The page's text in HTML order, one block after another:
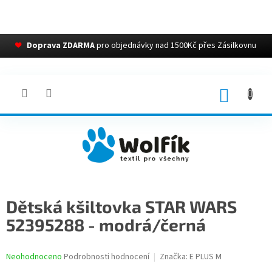
❤ Doprava ZDARMApro objednávky nad 1500Kč přes Zásilkovnu
Dětská kšiltovka STAR WARS
52395288 - modrá/černá
Průměrné
Neohodnoceno Podrobnosti hodnocení Značka: E PLUS M